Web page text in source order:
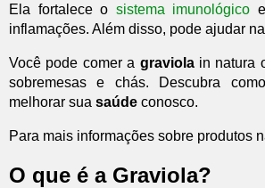
Ela fortalece o sistema imunológico
inflamações. Além disso, pode ajudar
Você pode comer a graviolain natura
sobremesas e chás. Descubra
melhorar sua saúde conosco.
Para mais informações sobre produtos
O que é a Graviola?